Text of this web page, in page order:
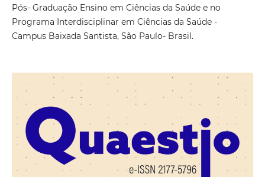
Pós- Graduação Ensino em Ciências da Saúde e no
Programa Interdisciplinar em Ciências da Saúde -
Campus Baixada Santista, São Paulo- Brasil.